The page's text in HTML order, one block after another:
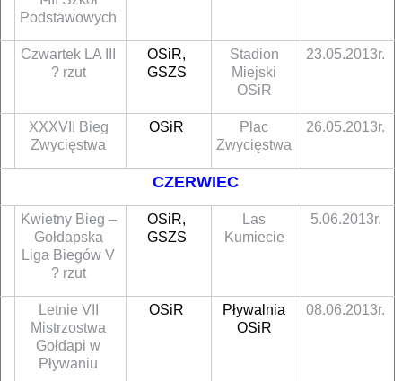
Podstawowych
Czwartek LA III
? rzut
OSiR,
GSZS
Stadion
Miejski
OSiR
23.05.2013r.
XXXVII Bieg
Zwycięstwa
OSiR
Plac
Zwycięstwa
26.05.2013r.
CZERWIEC
Kwietny Bieg –
Gołdapska
Liga Biegów V
? rzut
OSiR,
GSZS
Las
Kumiecie
5.06.2013r.
Letnie VII
Mistrzostwa
Gołdapi w
Pływaniu
OSiR
Pływalnia
OSiR
08.06.2013r.